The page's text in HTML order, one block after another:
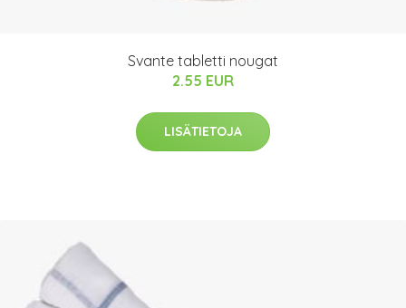
Svante tabletti nougat
2.55 EUR
LISÄTIETOJA